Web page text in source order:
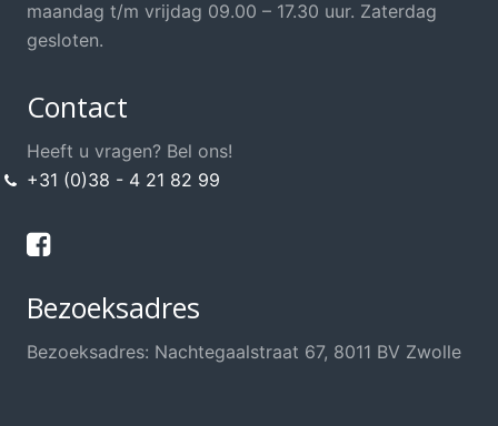
maandag t/m vrijdag 09.00 – 17.30 uur. Zaterdag
gesloten.
Contact
Heeft u vragen? Bel ons!
+31 (0)38 - 4 21 82 99
Bezoeksadres
Bezoeksadres: Nachtegaalstraat 67, 8011 BV Zwolle